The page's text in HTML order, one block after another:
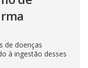
de doenças
à ingestão desses